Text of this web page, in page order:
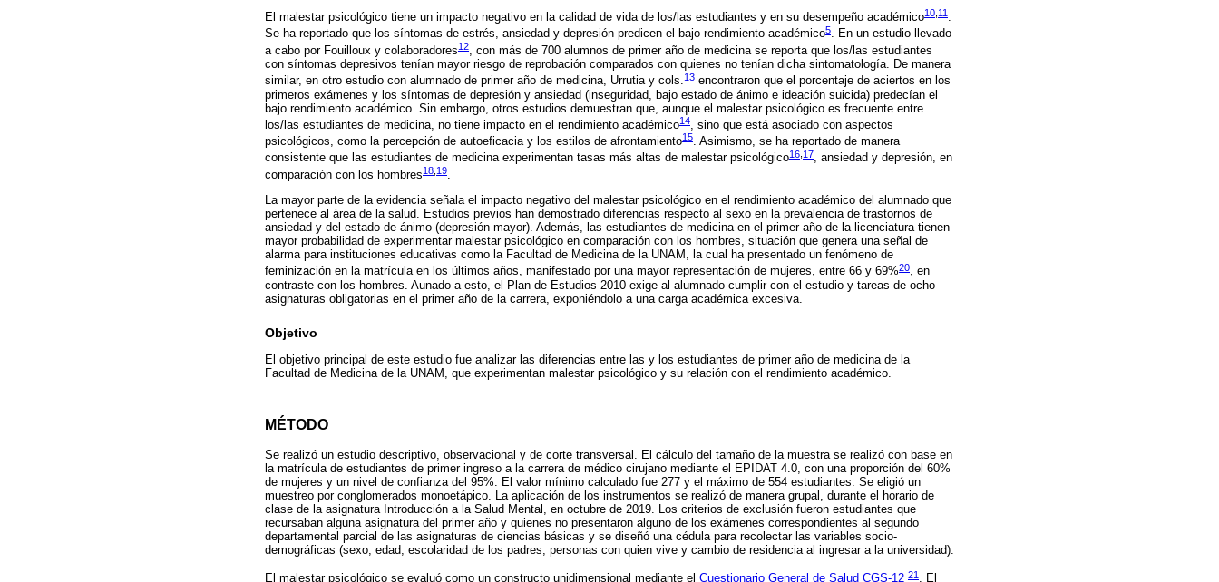
El malestar psicológico tiene un impacto negativo en la calidad de vida de los/las estudiantes y en su desempeño académico10 11 .
Se ha reportado que los síntomas de estrés, ansiedad y depresión predicen el bajo rendimiento académico5. En un estudio llevado
a cabo por Fouilloux y colaboradores12, con más de 700 alumnos de primer año de medicina se reporta que los/las estudiantes
con síntomas depresivos tenían mayor riesgo de reprobación comparados con quienes no tenían dicha sintomatología. De manera
similar, en otro estudio con alumnado de primer año de medicina, Urrutia y cols.13 encontraron que el porcentaje de aciertos en los
primeros exámenes y los síntomas de depresión y ansiedad (inseguridad, bajo estado de ánimo e ideación suicida) predecían el
bajo rendimiento académico. Sin embargo, otros estudios demuestran que, aunque el malestar psicológico es frecuente entre
los/las estudiantes de medicina, no tiene impacto en el rendimiento académico14
, sino que está asociado con aspectos
psicológicos, como la percepción de autoeficacia y los estilos de afrontamiento15. Asimismo, se ha reportado de manera
consistente que las estudiantes de medicina experimentan tasas más altas de malestar psicológico16 17, ansiedad y depresión, en
comparación con los hombres18 19.
La mayor parte de la evidencia señala el impacto negativo del malestar psicológico en el rendimiento académico del alumnado que
pertenece al área de la salud. Estudios previos han demostrado diferencias respecto al sexo en la prevalencia de trastornos de
ansiedad y del estado de ánimo (depresión mayor). Además, las estudiantes de medicina en el primer año de la licenciatura tienen
mayor probabilidad de experimentar malestar psicológico en comparación con los hombres, situación que genera una señal de
alarma para instituciones educativas como la Facultad de Medicina de la UNAM, la cual ha presentado un fenómeno de
feminización en la matrícula en los últimos años, manifestado por una mayor representación de mujeres, entre 66 y 69%20, en
contraste con los hombres. Aunado a esto, el Plan de Estudios 2010 exige al alumnado cumplir con el estudio y tareas de ocho
asignaturas obligatorias en el primer año de la carrera, exponiéndolo a una carga académica excesiva.
Objetivo
El objetivo principal de este estudio fue analizar las diferencias entre las y los estudiantes de primer año de medicina de la
Facultad de Medicina de la UNAM, que experimentan malestar psicológico y su relación con el rendimiento académico.
MÉTODO
Se realizó un estudio descriptivo, observacional y de corte transversal. El cálculo del tamaño de la muestra se realizó con base en
la matrícula de estudiantes de primer ingreso a la carrera de médico cirujano mediante el EPIDAT 4.0, con una proporción del 60%
de mujeres y un nivel de confianza del 95%. El valor mínimo calculado fue 277 y el máximo de 554 estudiantes. Se eligió un
muestreo por conglomerados monoetápico. La aplicación de los instrumentos se realizó de manera grupal, durante el horario de
clase de la asignatura Introducción a la Salud Mental, en octubre de 2019. Los criterios de exclusión fueron estudiantes que
recursaban alguna asignatura del primer año y quienes no presentaron alguno de los exámenes correspondientes al segundo
departamental parcial de las asignaturas de ciencias básicas y se diseñó una cédula para recolectar las variables socio-
demográficas (sexo, edad, escolaridad de los padres, personas con quien vive y cambio de residencia al ingresar a la universidad).
El malestar psicológico se evaluó como un constructo unidimensional mediante el Cuestionario General de Salud CGS-12 21 . El